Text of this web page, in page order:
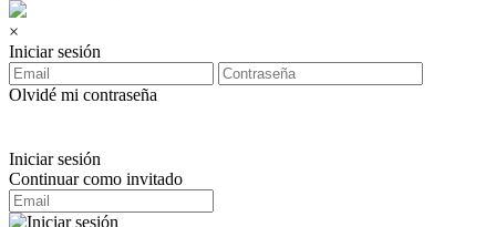
×
Iniciar sesión
Olvidé mi contraseña
Iniciar sesión
Continuar como invitado